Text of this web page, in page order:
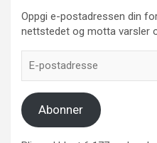
Oppgi e-postadressen din
nettstedet og motta varsler
postadresse
Abonner